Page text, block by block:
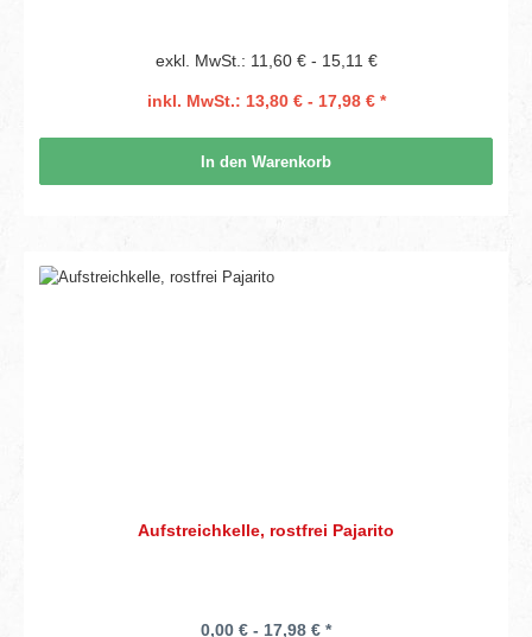
exkl. MwSt.: 11,60 € - 15,11 €
inkl. MwSt.: 13,80 € - 17,98 € *
In den Warenkorb
Aufstreichkelle, rostfrei Pajarito
0,00 € - 17,98 € *